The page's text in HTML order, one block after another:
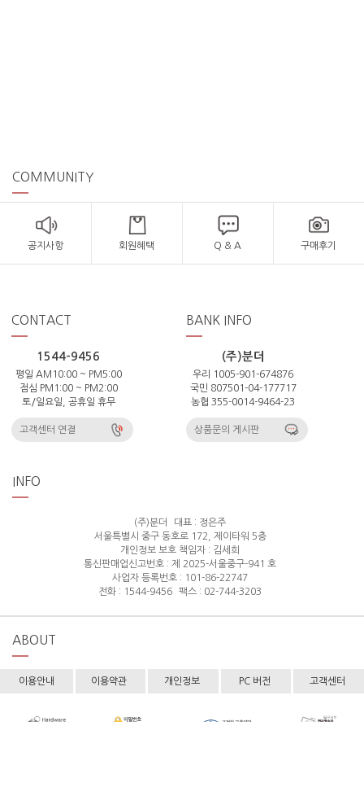
COMMUNITY
공지사항 회원혜택 Q & A 구매후기
CONTACT
1544-9456
평일 AM10:00 ~ PM5:00
점심 PM1:00 ~ PM2:00
토/일요일, 공휴일 휴무
고객센터 연결
BANK INFO
(주)분더
우리 1005-901-674876
국민 807501-04-177717
농협 355-0014-9464-23
상품문의 게시판
INFO
(주)분더
대표 : 정은주
서울특별시 중구 동호로 172, 제이타워 5층
개인정보 보호 책임자 : 김세희
통신판매업신고번호 : 제 2025-서울중구-941 호
사업자 등록번호 : 101-86-22747
전화 : 1544-9456
팩스 : 02-744-3203
ABOUT
이용안내 이용약관 개인정보 PC 버전 고객센터